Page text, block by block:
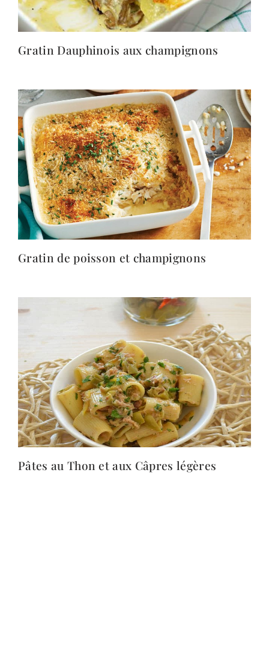
Gratin Dauphinois aux champignons
Gratin de poisson et champignons
Pâtes au Thon et aux Câpres légères